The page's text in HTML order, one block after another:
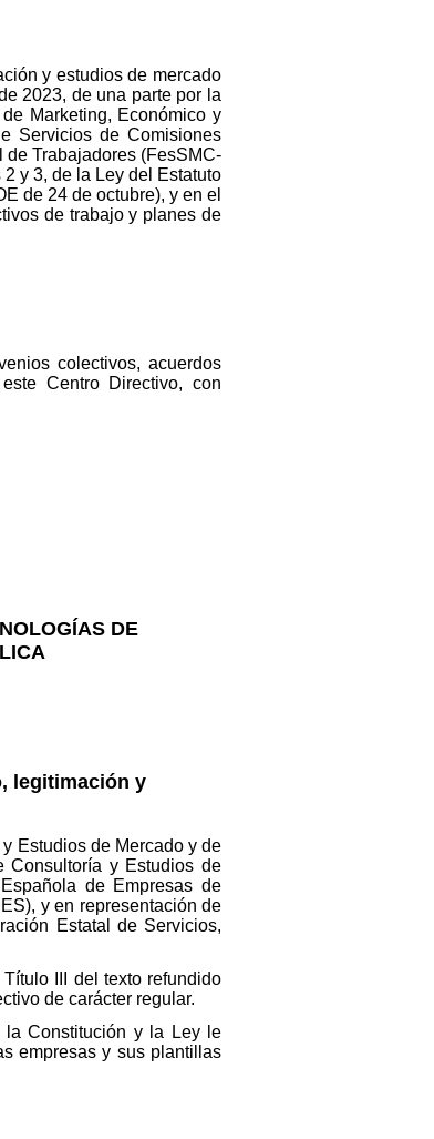
y estudios de mercado
2023, de una parte por la
Marketing, Económico y
Servicios de Comisiones
Trabajadores (FesSMC-
y 3, de la Ley del Estatuto
de 24 de octubre), y en el
de trabajo y planes de
colectivos, acuerdos
Centro Directivo, con
DE
legitimación y
Estudios de Mercado y de
Consultoría y Estudios de
de Empresas de
y en representación de
Estatal de Servicios,
III del texto refundido
de carácter regular.
la Constitución y la Ley le
empresas y sus plantillas